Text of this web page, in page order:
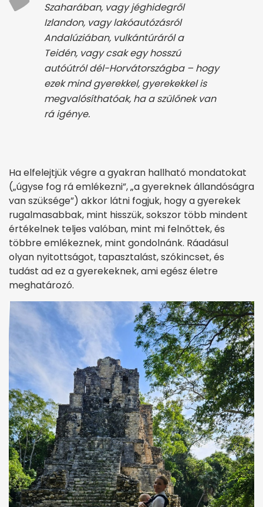
Szaharában, vagy jéghidegről
Izlandon, vagy lakóautózásról
Andalúziában, vulkántúráról a
Teidén, vagy csak egy hosszú
autóútról dél-Horvátországba – hogy
ezek mind gyerekkel, gyerekekkel is
megvalósíthatóak, ha a szülőnek van
rá igénye.
Ha elfelejtjük végre a gyakran hallható mondatokat
(„úgyse fog rá emlékezni”, „a gyereknek állandóságra
van szüksége”) akkor látni fogjuk, hogy a gyerekek
rugalmasabbak, mint hisszük, sokszor több mindent
értékelnek teljes valóban, mint mi felnőttek, és
többre emlékeznek, mint gondolnánk. Ráadásul
olyan nyitottságot, tapasztalást, szókincset, és
tudást ad ez a gyerekeknek, ami egész életre
meghatározó.